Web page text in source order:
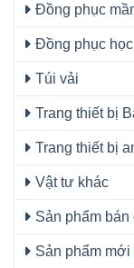
Đồng phục
Đồng phục
Túi vải
Trang thiết bị
Trang thiết bị
Vật tư khác
Sản phẩm bán
Sản phẩm mới